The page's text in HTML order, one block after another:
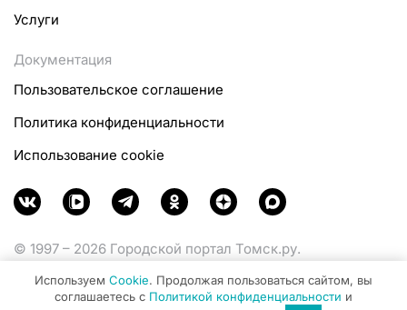
Услуги
Документация
Пользовательское соглашение
Политика конфиденциальности
Использование cookie
© 1997 – 2026 Городской портал Томск.ру.
Министерства цифрового развития, связи и массовых
коммуникаций Российской Федерации.
Используем Cookie. Продолжая пользоваться сайтом, вы
соглашаетесь с Политикой конфиденциальности и